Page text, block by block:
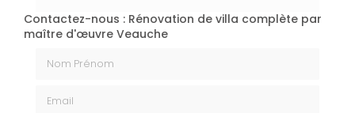
Contactez-nous : Rénovation de villa complète par
maître d'œuvre Veauche